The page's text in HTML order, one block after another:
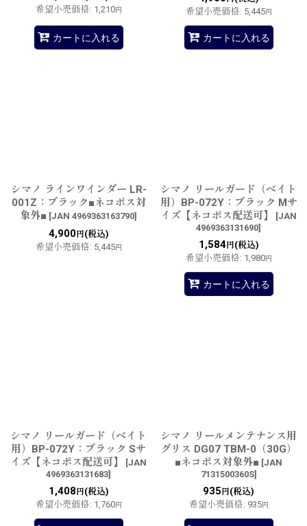
希望小売価格: 1,210円
カートに入れる
希望小売価格: 5,445円
カートに入れる
シマノ ラインワインダー LR-
001Z：ブラック■ネコポス対
象外■ [JAN 4969363163790]
4,900円(税込)
希望小売価格: 5,445円
シマノ リールガード（ベイト
用）BP-072Y：ブラック Mサ
イズ【ネコポス配送可】
[JAN
4969363131690]
1,584円(税込)
希望小売価格: 1,980円
カートに入れる
シマノ リールガード（ベイト
用）BP-072Y：ブラック Sサ
イズ【ネコポス配送可】
[JAN
4969363131683]
1,408 円(税込)
希望小売価格: 1,760円
シマノ リールメンテナンス用
グリス DG07 TBM-0（30G）
■ネコポス対象外■ [JAN
7131500360S]
935 円(税込)
希望小売価格: 935円